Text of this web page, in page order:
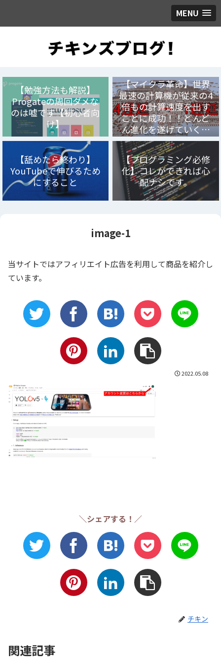
MENU
【勉強方法も解説】
Progateの周回ダメな
のは嘘です【初心者向
け】
【マイクラ革命】世界
最速の計算機が従来の4
倍もの計算速度を出す
ことに成功！！どんど
ん進化を遂げていく…
【舐めたら終わり】
YouTubeで伸びるため
にすること
【プログラミング必修
化】コレができれば心
配ナシです。
image-1
当サイトではアフィリエイト広告を利用して商品を紹介し
ています。
2022.05.08
＼シェアする！／
チキン
関連記事